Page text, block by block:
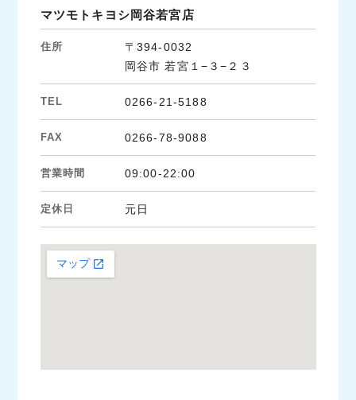
マツモトキヨシ岡谷若宮店
住所
〒394-0032
岡谷市 若宮１−３−２３
TEL 0266-21-5188
FAX 0266-78-9088
営業時間 09:00-22:00
定休日 元日